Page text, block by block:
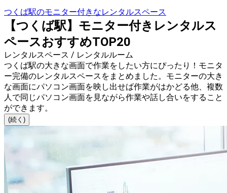
つくば駅のモニター付きなレンタルスペース
【つくば駅】モニター付きレンタルス
ペースおすすめTOP20
レンタルスペース / レンタルルーム
つくば駅の大きな画面で作業をしたい方にぴったり！モニタ
ー完備のレンタルスペースをまとめました。モニターの大き
な画面にパソコン画面を映し出せば作業がはかどる他、複数
人で同じパソコン画面を見ながら作業や話し合いをすること
ができます。
(続く)